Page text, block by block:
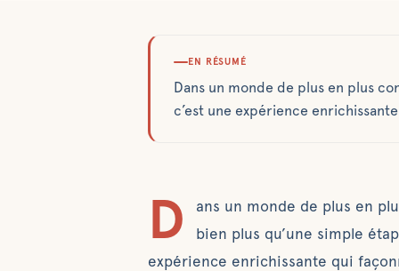
EN RÉSUMÉ
Dans un monde de plus en plus
c’est une expérience
D ans un monde de plus en
bien plus qu’une simple
expérience enrichissante qui